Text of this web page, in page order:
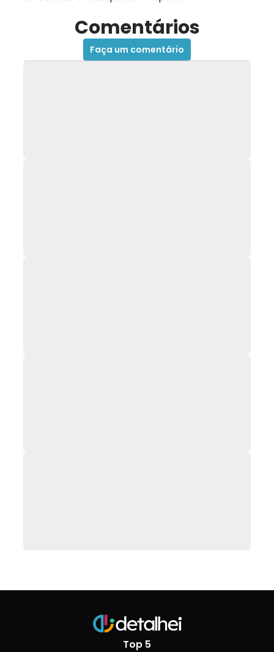
Comentários
Faça um comentário
Top 5